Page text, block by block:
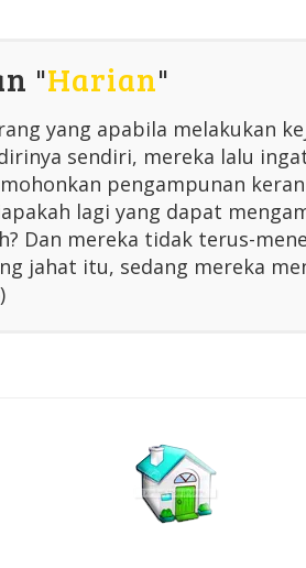
"Harian"
yang apabila melakukan
sendiri, mereka lalu
pengampunan
lagi yang dapat
Dan mereka tidak terus-
jahat itu, sedang mereka